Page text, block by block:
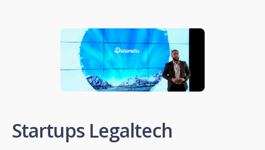
Startups Legaltech